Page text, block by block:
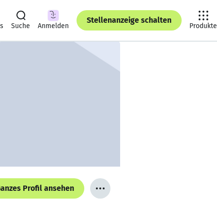
Suche Anmelden
Stellenanzeige schalten
Produkte
Profil ansehen